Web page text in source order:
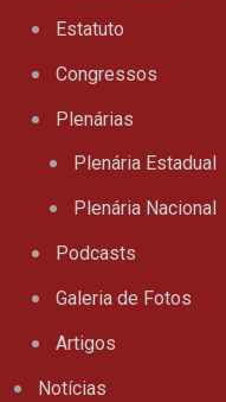
Estatuto
Congressos
Plenárias
Plenária Estadual
Plenária Nacional
Podcasts
Galeria de Fotos
Artigos
Notícias